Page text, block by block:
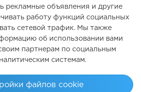
Simply ideal
рекламные объявления и другие
работу функций социальных
сетевой трафик. Мы также
об использовании вами
партнерам по социальным
системам.
файлов cookie